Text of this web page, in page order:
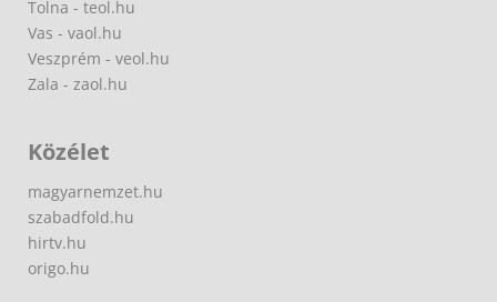
Tolna - teol.hu
Vas - vaol.hu
Veszprém - veol.hu
Zala - zaol.hu
Közélet
magyarnemzet.hu
szabadfold.hu
hirtv.hu
origo.hu